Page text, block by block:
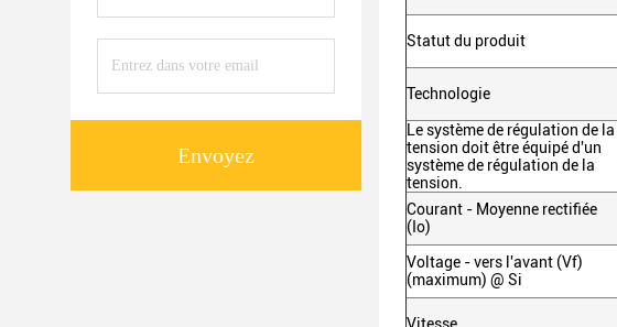
Envoyez
Statut du produit
Technologie
Le système de régulation de la
tension doit être équipé d'un
système de régulation de la
tension.
Courant - Moyenne rectifiée
(Io)
Voltage - vers l'avant (Vf)
(maximum) @ Si